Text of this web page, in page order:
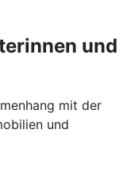
und
mit der
und